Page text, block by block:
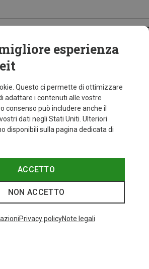
esperienza
Questo ci permette di ottimizzare
adattare i contenuti alle vostre
consenso può includere anche il
dati negli Stati Uniti. Ulteriori
disponibili sulla pagina dedicata di
ACCETTO
NON ACCETTO
Privacy policyNote legali